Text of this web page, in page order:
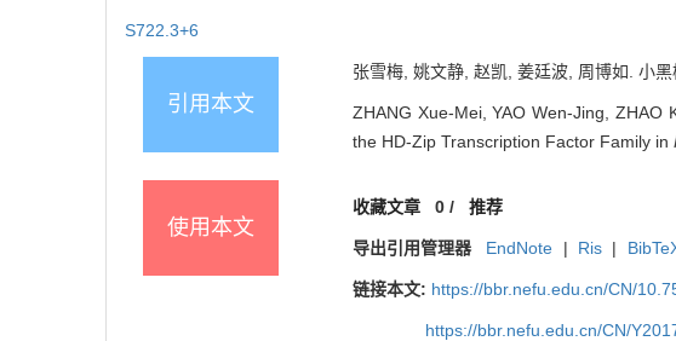
S722.3+6
引用本文
张雪梅, 姚文静, 赵凯, 姜廷波, 周博如. 小
ZHANG Xue-Mei, YAO Wen-Jing, ZHAO
the HD-Zip Transcription Factor Family in
使用本文
收藏文章 0 /推荐
导出引用管理器 EndNote | Ris |
链接本文: https://bbr.nefu.edu.cn/CN/
https://bbr.nefu.edu.cn/CN/